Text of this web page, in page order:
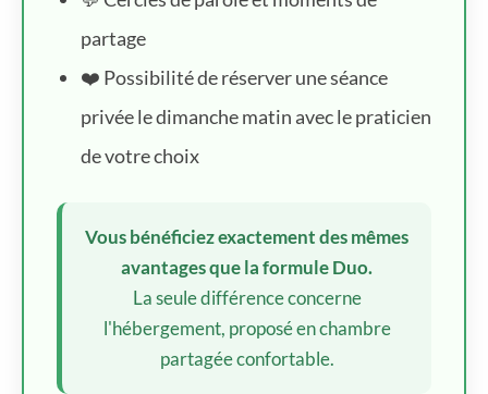
partage
❤️ Possibilité de réserver une séance
privée le dimanche matin avec le praticien
de votre choix
Vous bénéficiez exactement des mêmes
avantages que la formule Duo.
La seule différence concerne
l'hébergement, proposé en chambre
partagée confortable.